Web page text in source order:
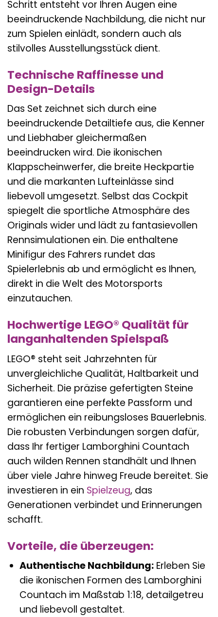
Schritt entsteht vor Ihren Augen eine
beeindruckende Nachbildung, die nicht nur
zum Spielen einlädt, sondern auch als
stilvolles Ausstellungsstück dient.
Technische Raffinesse und
Design-Details
Das Set zeichnet sich durch eine
beeindruckende Detailtiefe aus, die Kenner
und Liebhaber gleichermaßen
beeindrucken wird. Die ikonischen
Klappscheinwerfer, die breite Heckpartie
und die markanten Lufteinlässe sind
liebevoll umgesetzt. Selbst das Cockpit
spiegelt die sportliche Atmosphäre des
Originals wider und lädt zu fantasievollen
Rennsimulationen ein. Die enthaltene
Minifigur des Fahrers rundet das
Spielerlebnis ab und ermöglicht es Ihnen,
direkt in die Welt des Motorsports
einzutauchen.
Hochwertige LEGO® Qualität für
langanhaltenden Spielspaß
LEGO® steht seit Jahrzehnten für
unvergleichliche Qualität, Haltbarkeit und
Sicherheit. Die präzise gefertigten Steine
garantieren eine perfekte Passform und
ermöglichen ein reibungsloses Bauerlebnis.
Die robusten Verbindungen sorgen dafür,
dass Ihr fertiger Lamborghini Countach
auch wilden Rennen standhält und Ihnen
über viele Jahre hinweg Freude bereitet. Sie
investieren in ein Spielzeug, das
Generationen verbindet und Erinnerungen
schafft.
Vorteile, die überzeugen:
Authentische Nachbildung:Erleben Sie
die ikonischen Formen des Lamborghini
Countach im Maßstab 1:18, detailgetreu
und liebevoll gestaltet.